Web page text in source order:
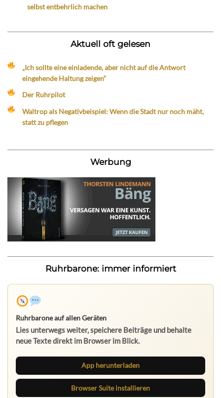
selbst entbehrlich machen
Aktuell oft gelesen
„Ich sollte eine einladende, aber nicht auf die Antwort
eingehende Haltung zeigen“
Der Ruhrpilot
Waltrop als Negativbeispiel: Wenn die Stadt nur noch mäht,
statt zu pflegen
Werbung
Ruhrbarone: immer informiert
Ruhrbarone auf allen Geräten
Lies unterwegs weiter, speichere Beiträge und behalte
neue Texte direkt im Browser im Blick.
App herunterladen
Browser Suite installieren